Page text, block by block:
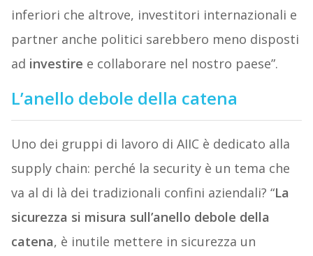
inferiori che altrove, investitori internazionali e
partner anche politici sarebbero meno disposti
ad investire e collaborare nel nostro paese”.
L’anello debole della catena
Uno dei gruppi di lavoro di AIIC è dedicato alla
supply chain: perché la security è un tema che
va al di là dei tradizionali confini aziendali? “La
sicurezza si misura sull’anello debole della
catena, è inutile mettere in sicurezza un